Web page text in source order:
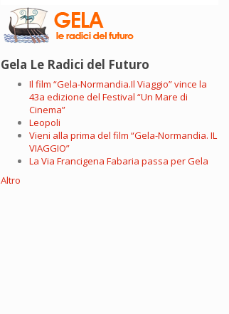
Gela Le Radici del Futuro
Il film “Gela-Normandia.Il Viaggio” vince la
43a edizione del Festival “Un Mare di
Cinema”
Leopoli
Vieni alla prima del film “Gela-Normandia. IL
VIAGGIO”
La Via Francigena Fabaria passa per Gela
Altro